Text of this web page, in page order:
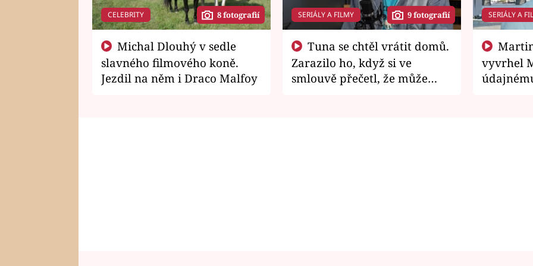
CELEBRITY 8 fotografií
slavného filmového koně.
Jezdil na něm i Draco Malfoy
SERIÁLY A FILMY 9 fotografií
Zarazilo ho, když si ve
smlouvě přečetl, že může
SERIÁLY A
vyvrhel